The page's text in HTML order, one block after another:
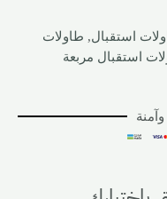
استقبال, طاولات
استقبال مربعة